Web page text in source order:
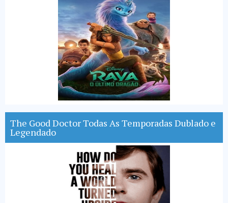
The Good Doctor Todas As Temporadas Dublado e
Legendado